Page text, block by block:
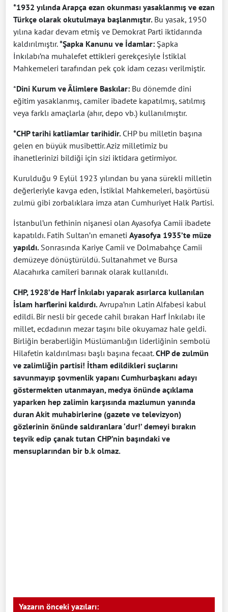
*1932 yılında Arapça ezan okunması yasaklanmış ve ezan
Türkçe olarak okutulmaya başlanmıştır. Bu yasak, 1950
yılına kadar devam etmiş ve Demokrat Parti iktidarında
kaldırılmıştır.*Şapka Kanunu ve İdamlar: Şapka
İnkılabı’na muhalefet ettikleri gerekçesiyle İstiklal
Mahkemeleri tarafından pek çok idam cezası verilmiştir.
*Dini Kurum ve Âlimlere Baskılar: Bu dönemde dini
eğitim yasaklanmış, camiler ibadete kapatılmış, satılmış
veya farklı amaçlarla (ahır, depo vb.) kullanılmıştır.
*CHP tarihi katliamlar tarihidir. CHP bu milletin başına
gelen en büyük musibettir. Aziz milletimiz bu
ihanetlerinizi bildiği için sizi iktidara getirmiyor.
Kurulduğu 9 Eylül 1923 yılından bu yana sürekli milletin
değerleriyle kavga eden, İstiklal Mahkemeleri, başörtüsü
zulmü gibi zorbalıklara imza atan Cumhuriyet Halk Partisi.
İstanbul’un fethinin nişanesi olan Ayasofya Camii ibadete
kapatıldı. Fatih Sultan’ın emaneti Ayasofya 1935’te müze
yapıldı. Sonrasında Kariye Camii ve Dolmabahçe Camii
demüzeye dönüştürüldü. Sultanahmet ve Bursa
Alacahırka camileri barınak olarak kullanıldı.
CHP, 1928’de Harf İnkılabı yaparak asırlarca kullanılan
İslam harflerini kaldırdı.Avrupa’nın Latin Alfabesi kabul
edildi. Bir nesli bir gecede cahil bırakan Harf İnkılabı ile
millet, ecdadının mezar taşını bile okuyamaz hale geldi.
Birliğin beraberliğin Müslümanlığın liderliğinin sembolü
Hilafetin kaldırılması başlı başına fecaat.CHP de zulmün
ve zalimliğin partisi! İtham edildikleri suçlarını
savunmayıp şovmenlik yapanı Cumhurbaşkanı adayı
göstermekten utanmayan, medya önünde açıklama
yaparken hep zalimin karşısında mazlumun yanında
duran Akit muhabirlerine (gazete ve televizyon)
gözlerinin önünde saldıranlara ‘dur!’ demeyi bırakın
teşvik edip çanak tutan CHP’nin başındaki ve
mensuplarından bir b.k olmaz.
Yazarın önceki yazıları: